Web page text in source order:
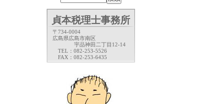
貞本税理士事務所
〒734-0004
広島県広島市南区
宇品神田二丁目12-14
TEL：082-253-5526
FAX：082-253-6435